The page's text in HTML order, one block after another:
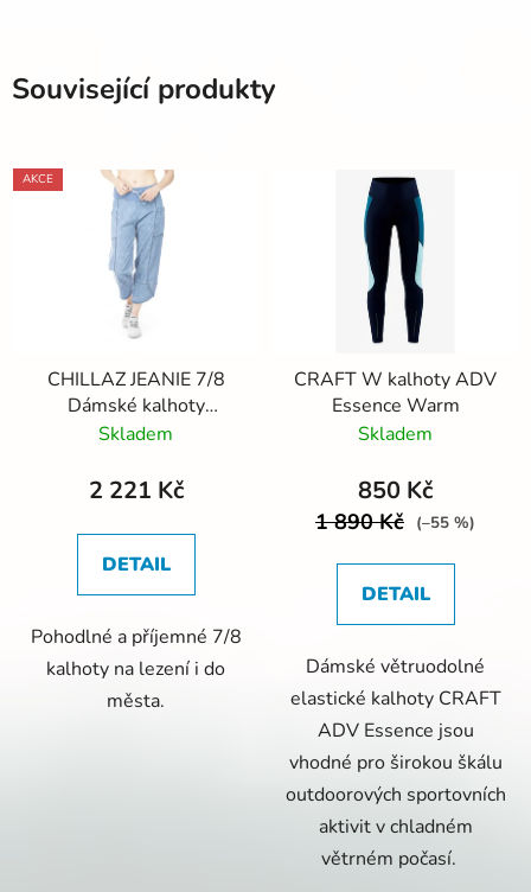
Související produkty
AKCE
CHILLAZ JEANIE 7/8
Dámské kalhoty
Džínové
Skladem
2 221 Kč
DETAIL
Pohodlné a příjemné 7/8
kalhoty na lezení i do
města.
CRAFT W kalhoty ADV
Essence Warm
Skladem
850 Kč
1 890 Kč (–55 %)
DETAIL
Dámské větruodolné
elastické kalhoty CRAFT
ADV Essence jsou
vhodné pro širokou škálu
outdoorových sportovních
aktivit v chladném
větrném počasí.